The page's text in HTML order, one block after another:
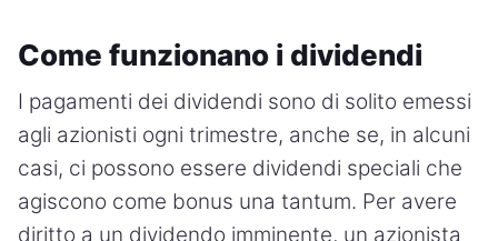
Come funzionano i dividendi
I pagamenti dei dividendi sono di solito emessi
agli azionisti ogni trimestre, anche se, in alcuni
casi, ci possono essere dividendi speciali che
agiscono come bonus una tantum. Per avere
diritto a un dividendo imminente, un azionista